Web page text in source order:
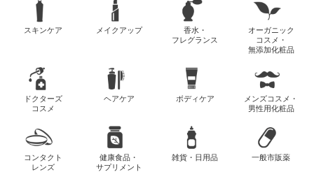
スキンケア メイクアップ
香水・
フレグランス
オーガニック
コスメ・
無添加化粧品
ドクターズ
コスメ
ヘアケア ボディケア
メンズコスメ・
男性用化粧品
コンタクト
レンズ
健康食品・
サプリメント
雑貨・日用品 一般市販薬